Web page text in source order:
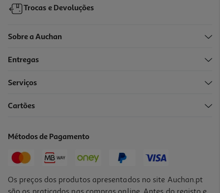
Trocas e Devoluções
Sobre a Auchan
Entregas
Serviços
Cartões
Métodos de Pagamento
Os preços dos produtos apresentados no site Auchan.pt